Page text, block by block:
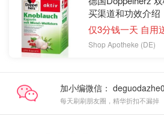
买渠道和功效介绍
仅3分钱一天 自用
Shop Apotheke (DE)
加小编微信：
每天刷刷朋友圈，精华折扣不漏掉